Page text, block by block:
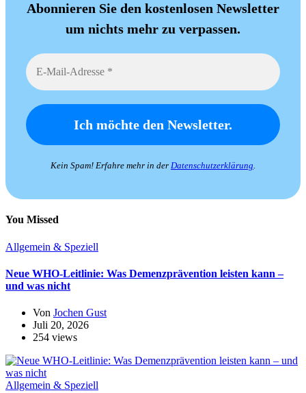
Abonnieren Sie den kostenlosen Newsletter
um nichts mehr zu verpassen.
Kein Spam! Erfahre mehr in der Datenschutzerklärung.
You Missed
Allgemein & Speziell
Neue WHO-Leitlinie: Was Demenzprävention leisten kann –
und was nicht
Von Jochen Gust
Juli 20, 2026
254 views
Allgemein & Speziell